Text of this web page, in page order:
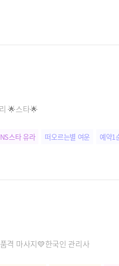
🌟스타🌟
스타 유라 떠오르는별 여운 예약1
격 마사지💛한국인 관리사